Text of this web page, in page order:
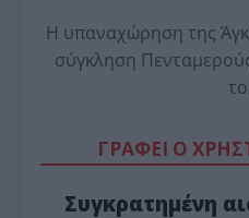
Η υπαναχώρηση της
σύγκληση
ΓΡΑΦΕΙ Ο
Συγκρατημένη